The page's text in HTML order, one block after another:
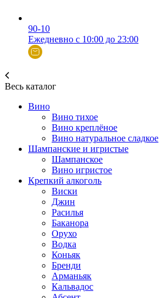
90-10
Ежедневно с 10:00 до 23:00
Весь каталог
Вино
Вино тихое
Вино креплёное
Вино натуральное сладкое
Шампанские и игристые
Шампанское
Вино игристое
Крепкий алкоголь
Виски
Джин
Расилья
Баканора
Орухо
Водка
Коньяк
Бренди
Арманьяк
Кальвадос